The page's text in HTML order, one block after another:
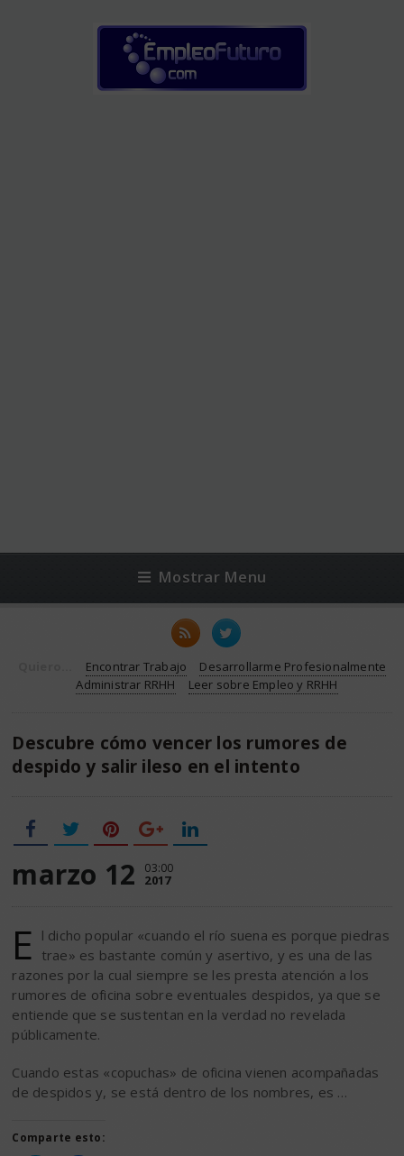
Mostrar Menu
Encontrar Trabajo
Desarrollarme Profesionalmente
Administrar RRHH
Leer sobre Empleo y RRHH
Descubre cómo vencer los rumores de
despido y salir ileso en el intento
marzo 12 03:00
2017
E l dicho popular «cuando el río suena es porque piedras
trae» es bastante común y asertivo, y es una de las
razones por la cual siempre se les presta atención a los
rumores de oficina sobre eventuales despidos, ya que se
entiende que se sustentan en la verdad no revelada
públicamente.
Cuando estas «copuchas» de oficina vienen acompañadas
de despidos y, se está dentro de los nombres, es …
Comparte esto: